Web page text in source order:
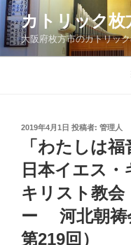
コ
ン
テ
ン
カトリック枚
大阪府枚方市のカトリッ
投
2019年4月1日 投稿者: 管理人
「わたしは
日本イエス
キリスト教
ー 河北朝祷
第219回）